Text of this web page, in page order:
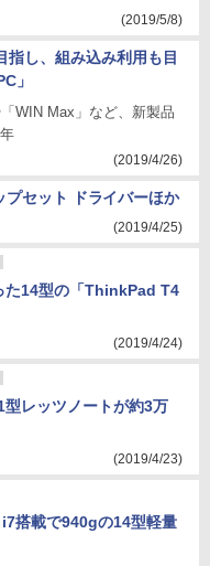
(2019/5/8)
指し、組み込み利用も目
」
WIN Max」など、新製品
(2019/4/26)
セット ドライバーほか
(2019/4/25)
14型の「ThinkPad T4
(2019/4/24)
レッツノートが約3万
(2019/4/23)
搭載で940gの14型軽量